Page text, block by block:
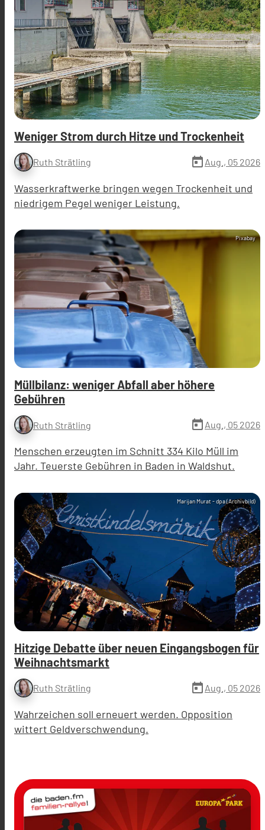
Weniger Strom durch Hitze und Trockenheit
Ruth Strätling today Aug., 05 2026
Wasserkraftwerke bringen wegen Trockenheit und
niedrigem Pegel weniger Leistung.
Pixabay
Müllbilanz: weniger Abfall aber höhere
Gebühren
Ruth Strätling today Aug., 05 2026
Menschen erzeugten im Schnitt 334 Kilo Müll im
Jahr. Teuerste Gebühren in Baden in Waldshut.
Marijan Murat - dpa (Archivbild)
Hitzige Debatte über neuen Eingangsbogen für
Weihnachtsmarkt
Ruth Strätling today Aug., 05 2026
Wahrzeichen soll erneuert werden. Opposition
wittert Geldverschwendung.